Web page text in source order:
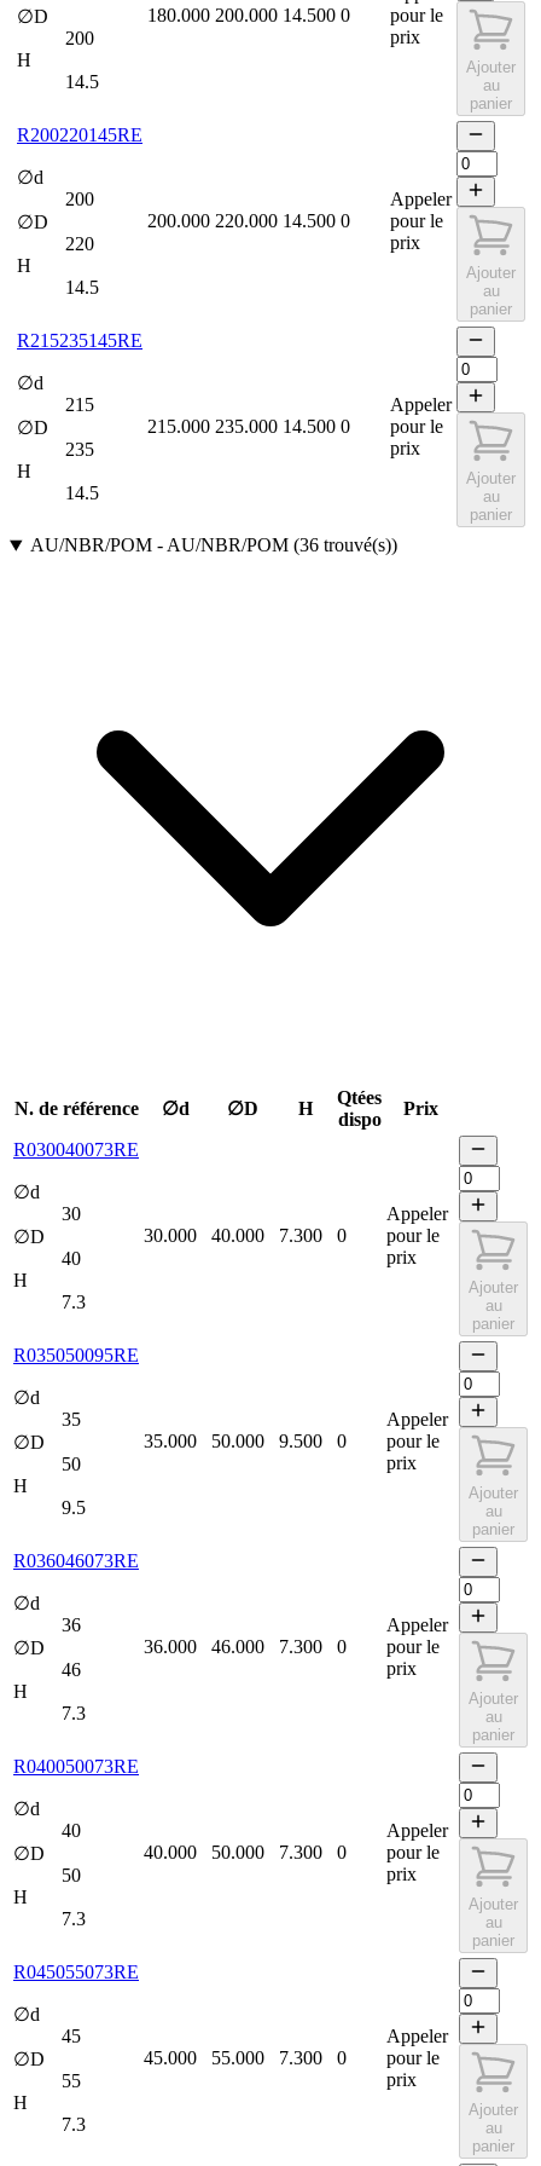
∅D
200
H
14.5
180.000 200.000 14.500 0
pour le
prix
Ajouter
au
panier
R200220145RE
∅d
200
∅D
220
H
14.5
200.000 220.000 14.500 0
Appeler
pour le
prix
Ajouter
au
panier
R215235145RE
∅d
215
∅D
235
H
14.5
215.000 235.000 14.500 0
Appeler
pour le
prix
Ajouter
au
panier
AU/NBR/POM-AU/NBR/POM(36 trouvé(s))
N. de référence ∅d ∅D H
Qtées
dispo
Prix
R030040073RE
∅d
30
∅D
40
H
7.3
30.000 40.000 7.300 0
Appeler
pour le
prix
Ajouter
au
panier
R035050095RE
∅d
35
∅D
50
H
9.5
35.000 50.000 9.500 0
Appeler
pour le
prix
Ajouter
au
panier
R036046073RE
∅d
36
∅D
46
H
7.3
36.000 46.000 7.300 0
Appeler
pour le
prix
Ajouter
au
panier
R040050073RE
∅d
40
∅D
50
H
7.3
40.000 50.000 7.300 0
Appeler
pour le
prix
Ajouter
au
panier
R045055073RE
∅d
45
∅D
55
H
7.3
45.000 55.000 7.300 0
Appeler
pour le
prix
Ajouter
au
panier